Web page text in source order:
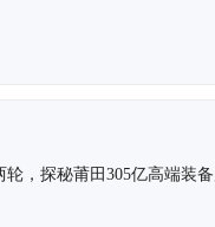
轮，探秘莆田305亿高端装